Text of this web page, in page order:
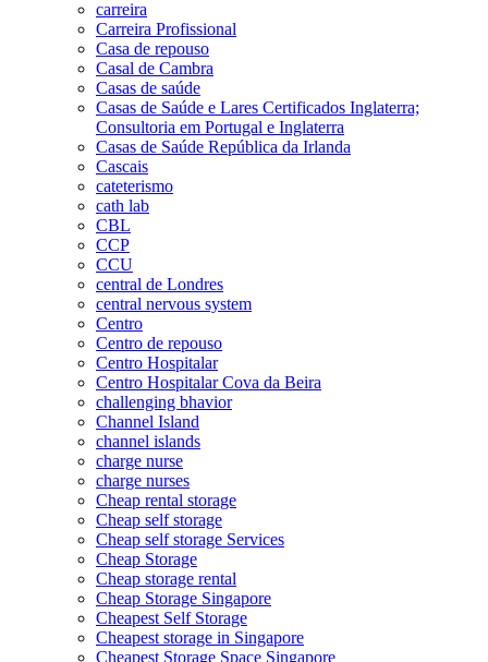
carreira
Carreira Profissional
Casa de repouso
Casal de Cambra
Casas de saúde
Casas de Saúde e Lares Certificados Inglaterra;
Consultoria em Portugal e Inglaterra
Casas de Saúde República da Irlanda
Cascais
cateterismo
cath lab
CBL
CCP
CCU
central de Londres
central nervous system
Centro
Centro de repouso
Centro Hospitalar
Centro Hospitalar Cova da Beira
challenging bhavior
Channel Island
channel islands
charge nurse
charge nurses
Cheap rental storage
Cheap self storage
Cheap self storage Services
Cheap Storage
Cheap storage rental
Cheap Storage Singapore
Cheapest Self Storage
Cheapest storage in Singapore
Cheapest Storage Space Singapore